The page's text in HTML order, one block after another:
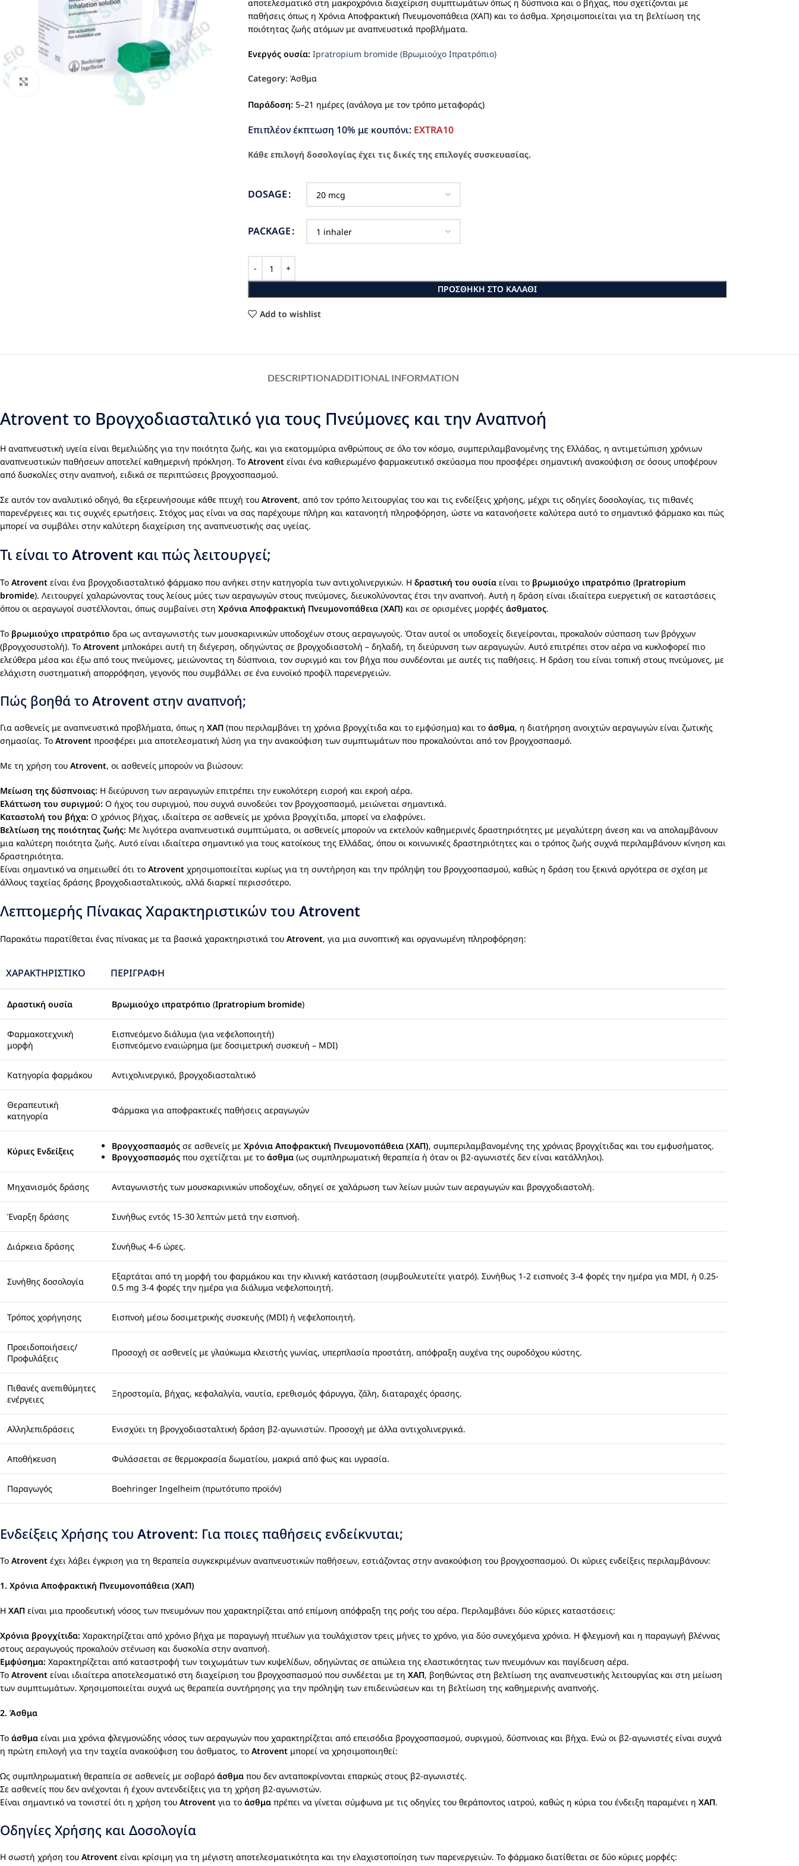
αποτελεσματικό στη μακροχρόνια διαχείριση συμπτωμάτων όπως η δύσπνοια και ο βήχας, που σχετίζονται με
παθήσεις όπως η Χρόνια Αποφρακτική Πνευμονοπάθεια (ΧΑΠ) και το άσθμα. Χρησιμοποιείται για τη βελτίωση της
ποιότητας ζωής ατόμων με αναπνευστικά προβλήματα.
Ενεργός ουσία:Ipratropium bromide (Βρωμιούχο Ιπρατρόπιο)
Category: Άσθμα
Παράδοση: 5–21 ημέρες (ανάλογα με τον τρόπο μεταφοράς)
Επιπλέον έκπτωση 10% με κουπόνι: EXTRA10
Κάθε επιλογή δοσολογίας έχει τις δικές της επιλογές συσκευασίας.
DOSAGE
PACKAGE
ΠΡΟΣΘΉΚΗ ΣΤΟ ΚΑΛΆΘΙ
Add to wishlist
DESCRIPTIONADDITIONAL INFORMATION
Atrovent το Βρογχοδιασταλτικό για τους Πνεύμονες και την Αναπνοή
Η αναπνευστική υγεία είναι θεμελιώδης για την ποιότητα ζωής, και για εκατομμύρια ανθρώπους σε όλο τον κόσμο, συμπεριλαμβανομένης της Ελλάδας, η αντιμετώπιση χρόνιων
αναπνευστικών παθήσεων αποτελεί καθημερινή πρόκληση. Το Atrovent είναι ένα καθιερωμένο φαρμακευτικό σκεύασμα που προσφέρει σημαντική ανακούφιση σε όσους υποφέρουν
από δυσκολίες στην αναπνοή, ειδικά σε περιπτώσεις βρογχοσπασμού.
Σε αυτόν τον αναλυτικό οδηγό, θα εξερευνήσουμε κάθε πτυχή του Atrovent, από τον τρόπο λειτουργίας του και τις ενδείξεις χρήσης, μέχρι τις οδηγίες δοσολογίας, τις πιθανές
παρενέργειες και τις συχνές ερωτήσεις. Στόχος μας είναι να σας παρέχουμε πλήρη και κατανοητή πληροφόρηση, ώστε να κατανοήσετε καλύτερα αυτό το σημαντικό φάρμακο και πώς
μπορεί να συμβάλει στην καλύτερη διαχείριση της αναπνευστικής σας υγείας.
Τι είναι το Atrovent και πώς λειτουργεί;
Το Atrovent είναι ένα βρογχοδιασταλτικό φάρμακο που ανήκει στην κατηγορία των αντιχολινεργικών. Η δραστική του ουσία είναι το βρωμιούχο ιπρατρόπιο (Ipratropium
bromide). Λειτουργεί χαλαρώνοντας τους λείους μύες των αεραγωγών στους πνεύμονες, διευκολύνοντας έτσι την αναπνοή. Αυτή η δράση είναι ιδιαίτερα ευεργετική σε καταστάσεις
όπου οι αεραγωγοί συστέλλονται, όπως συμβαίνει στη Χρόνια Αποφρακτική Πνευμονοπάθεια (ΧΑΠ) και σε ορισμένες μορφές άσθματος.
Το βρωμιούχο ιπρατρόπιο δρα ως ανταγωνιστής των μουσκαρινικών υποδοχέων στους αεραγωγούς. Όταν αυτοί οι υποδοχείς διεγείρονται, προκαλούν σύσπαση των βρόγχων
(βρογχοσυστολή). Το Atrovent μπλοκάρει αυτή τη διέγερση, οδηγώντας σε βρογχοδιαστολή – δηλαδή, τη διεύρυνση των αεραγωγών. Αυτό επιτρέπει στον αέρα να κυκλοφορεί πιο
ελεύθερα μέσα και έξω από τους πνεύμονες, μειώνοντας τη δύσπνοια, τον συριγμό και τον βήχα που συνδέονται με αυτές τις παθήσεις. Η δράση του είναι τοπική στους πνεύμονες, με
ελάχιστη συστηματική απορρόφηση, γεγονός που συμβάλλει σε ένα ευνοϊκό προφίλ παρενεργειών.
Πώς βοηθά το Atrovent στην αναπνοή;
Για ασθενείς με αναπνευστικά προβλήματα, όπως η ΧΑΠ (που περιλαμβάνει τη χρόνια βρογχίτιδα και το εμφύσημα) και το άσθμα, η διατήρηση ανοιχτών αεραγωγών είναι ζωτικής
σημασίας. Το Atrovent προσφέρει μια αποτελεσματική λύση για την ανακούφιση των συμπτωμάτων που προκαλούνται από τον βρογχοσπασμό.
Με τη χρήση του Atrovent, οι ασθενείς μπορούν να βιώσουν:
Μείωση της δύσπνοιας: Η διεύρυνση των αεραγωγών επιτρέπει την ευκολότερη εισροή και εκροή αέρα.
Ελάττωση του συριγμού: Ο ήχος του συριγμού, που συχνά συνοδεύει τον βρογχοσπασμό, μειώνεται σημαντικά.
Καταστολή του βήχα: Ο χρόνιος βήχας, ιδιαίτερα σε ασθενείς με χρόνια βρογχίτιδα, μπορεί να ελαφρύνει.
Βελτίωση της ποιότητας ζωής: Με λιγότερα αναπνευστικά συμπτώματα, οι ασθενείς μπορούν να εκτελούν καθημερινές δραστηριότητες με μεγαλύτερη άνεση και να απολαμβάνουν
μια καλύτερη ποιότητα ζωής. Αυτό είναι ιδιαίτερα σημαντικό για τους κατοίκους της Ελλάδας, όπου οι κοινωνικές δραστηριότητες και ο τρόπος ζωής συχνά περιλαμβάνουν κίνηση και
δραστηριότητα.
Είναι σημαντικό να σημειωθεί ότι το Atrovent χρησιμοποιείται κυρίως για τη συντήρηση και την πρόληψη του βρογχοσπασμού, καθώς η δράση του ξεκινά αργότερα σε σχέση με
άλλους ταχείας δράσης βρογχοδιασταλτικούς, αλλά διαρκεί περισσότερο.
Λεπτομερής Πίνακας Χαρακτηριστικών του Atrovent
Παρακάτω παρατίθεται ένας πίνακας με τα βασικά χαρακτηριστικά του Atrovent, για μια συνοπτική και οργανωμένη πληροφόρηση:
ΧΑΡΑΚΤΗΡΙΣΤΙΚΌ ΠΕΡΙΓΡΑΦΉ
Δραστική ουσία Βρωμιούχο ιπρατρόπιο (Ipratropium bromide)
Φαρμακοτεχνική
μορφή
Εισπνεόμενο διάλυμα (για νεφελοποιητή)
Εισπνεόμενο εναιώρημα (με δοσιμετρική συσκευή – MDI)
Κατηγορία φαρμάκου Αντιχολινεργικό, βρογχοδιασταλτικό
Θεραπευτική
κατηγορία
Φάρμακα για αποφρακτικές παθήσεις αεραγωγών
Κύριες Ενδείξεις Βρογχοσπασμός σε ασθενείς με Χρόνια Αποφρακτική Πνευμονοπάθεια (ΧΑΠ), συμπεριλαμβανομένης της χρόνιας βρογχίτιδας και του εμφυσήματος.
Βρογχοσπασμός που σχετίζεται με το άσθμα (ως συμπληρωματική θεραπεία ή όταν οι β2-αγωνιστές δεν είναι κατάλληλοι).
Μηχανισμός δράσης Ανταγωνιστής των μουσκαρινικών υποδοχέων, οδηγεί σε χαλάρωση των λείων μυών των αεραγωγών και βρογχοδιαστολή.
Έναρξη δράσης Συνήθως εντός 15-30 λεπτών μετά την εισπνοή.
Διάρκεια δράσης Συνήθως 4-6 ώρες.
Συνήθης δοσολογία
Εξαρτάται από τη μορφή του φαρμάκου και την κλινική κατάσταση (συμβουλευτείτε γιατρό). Συνήθως 1-2 εισπνοές 3-4 φορές την ημέρα για MDI, ή 0.25-
0.5 mg 3-4 φορές την ημέρα για διάλυμα νεφελοποιητή.
Τρόπος χορήγησης Εισπνοή μέσω δοσιμετρικής συσκευής (MDI) ή νεφελοποιητή.
Προειδοποιήσεις/
Προφυλάξεις
Προσοχή σε ασθενείς με γλαύκωμα κλειστής γωνίας, υπερπλασία προστάτη, απόφραξη αυχένα της ουροδόχου κύστης.
Πιθανές ανεπιθύμητες
ενέργειες
Ξηροστομία, βήχας, κεφαλαλγία, ναυτία, ερεθισμός φάρυγγα, ζάλη, διαταραχές όρασης.
Αλληλεπιδράσεις Ενισχύει τη βρογχοδιασταλτική δράση β2-αγωνιστών. Προσοχή με άλλα αντιχολινεργικά.
Αποθήκευση Φυλάσσεται σε θερμοκρασία δωματίου, μακριά από φως και υγρασία.
Παραγωγός Boehringer Ingelheim (πρωτότυπο προϊόν)
Ενδείξεις Χρήσης του Atrovent: Για ποιες παθήσεις ενδείκνυται;
Το Atrovent έχει λάβει έγκριση για τη θεραπεία συγκεκριμένων αναπνευστικών παθήσεων, εστιάζοντας στην ανακούφιση του βρογχοσπασμού. Οι κύριες ενδείξεις περιλαμβάνουν:
1. Χρόνια Αποφρακτική Πνευμονοπάθεια (ΧΑΠ)
Η ΧΑΠ είναι μια προοδευτική νόσος των πνευμόνων που χαρακτηρίζεται από επίμονη απόφραξη της ροής του αέρα. Περιλαμβάνει δύο κύριες καταστάσεις:
Χρόνια βρογχίτιδα: Χαρακτηρίζεται από χρόνιο βήχα με παραγωγή πτυέλων για τουλάχιστον τρεις μήνες το χρόνο, για δύο συνεχόμενα χρόνια. Η φλεγμονή και η παραγωγή βλέννας
στους αεραγωγούς προκαλούν στένωση και δυσκολία στην αναπνοή.
Εμφύσημα: Χαρακτηρίζεται από καταστροφή των τοιχωμάτων των κυψελίδων, οδηγώντας σε απώλεια της ελαστικότητας των πνευμόνων και παγίδευση αέρα.
Το Atrovent είναι ιδιαίτερα αποτελεσματικό στη διαχείριση του βρογχοσπασμού που συνδέεται με τη ΧΑΠ, βοηθώντας στη βελτίωση της αναπνευστικής λειτουργίας και στη μείωση
των συμπτωμάτων. Χρησιμοποιείται συχνά ως θεραπεία συντήρησης για την πρόληψη των επιδεινώσεων και τη βελτίωση της καθημερινής αναπνοής.
2. Άσθμα
Το άσθμα είναι μια χρόνια φλεγμονώδης νόσος των αεραγωγών που χαρακτηρίζεται από επεισόδια βρογχοσπασμού, συριγμού, δύσπνοιας και βήχα. Ενώ οι β2-αγωνιστές είναι συχνά
η πρώτη επιλογή για την ταχεία ανακούφιση του άσθματος, το Atrovent μπορεί να χρησιμοποιηθεί:
Ως συμπληρωματική θεραπεία σε ασθενείς με σοβαρό άσθμα που δεν ανταποκρίνονται επαρκώς στους β2-αγωνιστές.
Σε ασθενείς που δεν ανέχονται ή έχουν αντενδείξεις για τη χρήση β2-αγωνιστών.
Είναι σημαντικό να τονιστεί ότι η χρήση του Atrovent για το άσθμα πρέπει να γίνεται σύμφωνα με τις οδηγίες του θεράποντος ιατρού, καθώς η κύρια του ένδειξη παραμένει η ΧΑΠ.
Οδηγίες Χρήσης και Δοσολογία
Η σωστή χρήση του Atrovent είναι κρίσιμη για τη μέγιστη αποτελεσματικότητα και την ελαχιστοποίηση των παρενεργειών. Το φάρμακο διατίθεται σε δύο κύριες μορφές: